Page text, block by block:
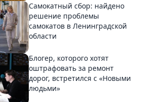
Самокатный сбор: найдено
решение проблемы
самокатов в Ленинградской
области
Блогер, которого хотят
оштрафовать за ремонт
дорог, встретился с «Новыми
людьми»